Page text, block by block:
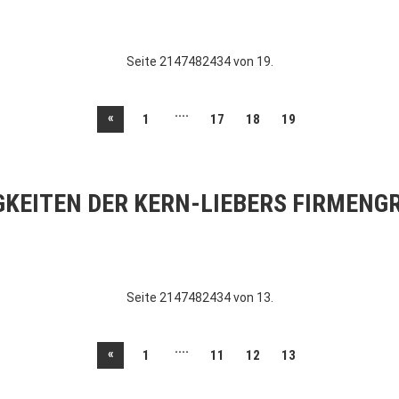
Seite 2147482434 von 19.
« 1 .... 17 18 19
DER KERN-LIEBERS
Seite 2147482434 von 13.
« 1 .... 11 12 13